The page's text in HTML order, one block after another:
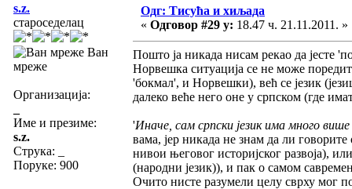
s.z.
староседелац
Ван
мреже
Организација:
Име и презиме:
s.z.
Струка:
Поруке: 900
Одг: Тисућа и хиљада
« Одговор #29 у: 18.47 ч. 21.11.2011. »
Пошто ја никада нисам рекао да јесте
Норвешка ситуација се не може
'бокмал', и Норвешки), већ се језик
далеко веће него оне у српском (где
'Иначе, сам српски језик има много
вама, јер никада не знам да ли
нивои његовог историјског развоја),
(народни језик)), и пак о самом
Очито нисте разумели целу сврху мог